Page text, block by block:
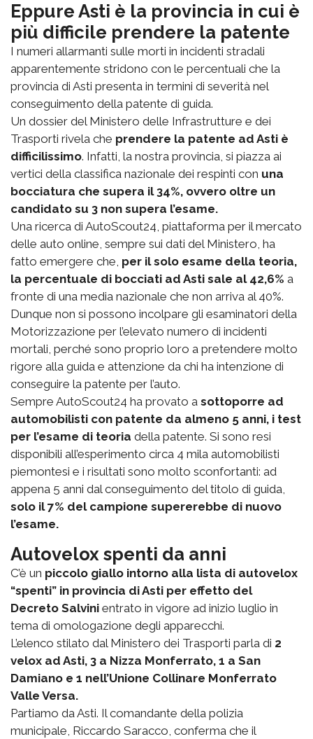
Eppure Asti è la provincia in cui è
più difficile prendere la patente
I numeri allarmanti sulle morti in incidenti stradali
apparentemente stridono con le percentuali che la
provincia di Asti presenta in termini di severità nel
conseguimento della patente di guida.
Un dossier del Ministero delle Infrastrutture e dei
Trasporti rivela che prendere la patente ad Asti è
difficilissimo. Infatti, la nostra provincia, si piazza ai
vertici della classifica nazionale dei respinti con una
bocciatura che supera il 34%, ovvero oltre un
candidato su 3 non supera l’esame.
Una ricerca di AutoScout24, piattaforma per il mercato
delle auto online, sempre sui dati del Ministero, ha
fatto emergere che, per il solo esame della teoria,
la percentuale di bocciati ad Asti sale al 42,6% a
fronte di una media nazionale che non arriva al 40%.
Dunque non si possono incolpare gli esaminatori della
Motorizzazione per l’elevato numero di incidenti
mortali, perché sono proprio loro a pretendere molto
rigore alla guida e attenzione da chi ha intenzione di
conseguire la patente per l’auto.
Sempre AutoScout24 ha provato a sottoporre ad
automobilisti con patente da almeno 5 anni, i test
per l’esame di teoria della patente. Si sono resi
disponibili all’esperimento circa 4 mila automobilisti
piemontesi e i risultati sono molto sconfortanti: ad
appena 5 anni dal conseguimento del titolo di guida,
solo il 7% del campione supererebbe di nuovo
l’esame.
Autovelox spenti da anni
C’è un piccolo giallo intorno alla lista di autovelox
“spenti” in provincia di Asti per effetto del
Decreto Salvini entrato in vigore ad inizio luglio in
tema di omologazione degli apparecchi.
L’elenco stilato dal Ministero dei Trasporti parla di 2
velox ad Asti, 3 a Nizza Monferrato, 1 a San
Damiano e 1 nell’Unione Collinare Monferrato
Valle Versa.
Partiamo da Asti. Il comandante della polizia
municipale, Riccardo Saracco, conferma che il